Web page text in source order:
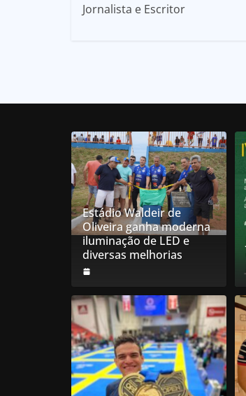
Jornalista e Escritor
Estádio Waldeir de
Oliveira ganha moderna
iluminação de LED e
diversas melhorias